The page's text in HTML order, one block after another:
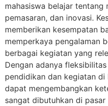
mahasiswa belajar tentang
pemasaran, dan inovasi.
memberikan kesempatan
memperkaya pengalaman
berbagai kegiatan yang
Dengan adanya
pendidikan dan kegiatan di
dapat mengembangkan
sangat dibutuhkan di